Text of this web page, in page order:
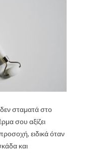
σταματά στο
σου αξίζει
ειδικά όταν
και